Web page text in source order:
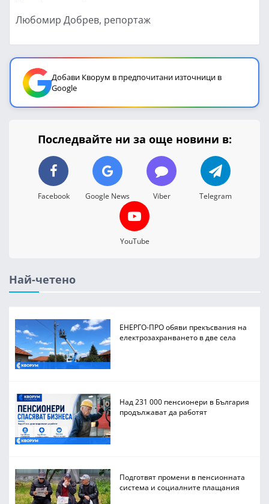
Любомир Добрев, репортаж
Добави Кворум в предпочитани източници в
Google
Последвайте ни за още новини в:
Facebook Google News Viber Telegram
YouTube
Най-четено
ЕНЕРГО-ПРО обяви прекъсвания на
електрозахранването в две села
Над 231 000 пенсионери в България
продължават да работят
Подготвят промени в пенсионната
система и социалните плащания